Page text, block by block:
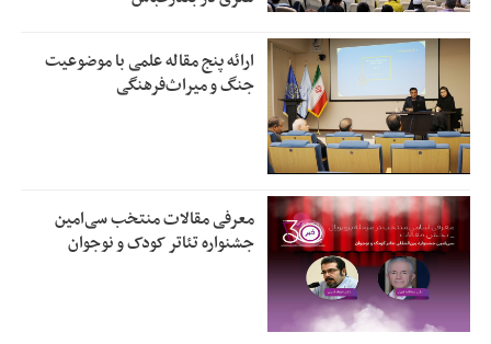
ارائه پنج مقاله علمی با موضوعیت
جنگ و میراث‌فرهنگی
معرفی مقالات منتخب سی‌امین
جشنواره تئاتر کودک و نوجوان